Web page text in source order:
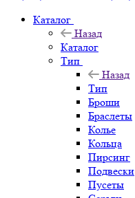
Каталог
Назад
Каталог
Тип
Назад
Тип
Броши
Браслеты
Колье
Кольца
Пирсинг
Подвески
Пусеты